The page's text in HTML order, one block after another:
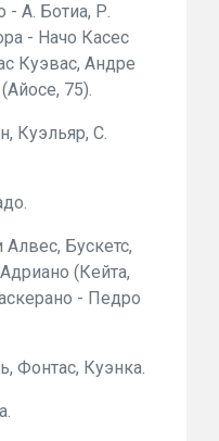
- А. Ботиа, Р.
- Начо Касес
Куэвас, Андре
75).
Куэльяр, С.
Бускетс,
(Кейта,
- Педро
Фонтас, Куэнка.